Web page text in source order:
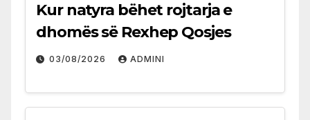
Kur natyra bëhet rojtarja e
dhomës së Rexhep Qosjes
03/08/2026 ADMINI